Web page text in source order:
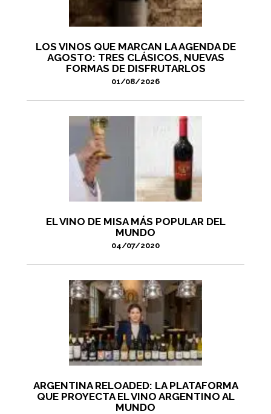
LOS VINOS QUE MARCAN LA AGENDA DE
AGOSTO: TRES CLÁSICOS, NUEVAS
FORMAS DE DISFRUTARLOS
01/08/2026
EL VINO DE MISA MÁS POPULAR DEL
MUNDO
04/07/2020
ARGENTINA RELOADED: LA PLATAFORMA
QUE PROYECTA EL VINO ARGENTINO AL
MUNDO